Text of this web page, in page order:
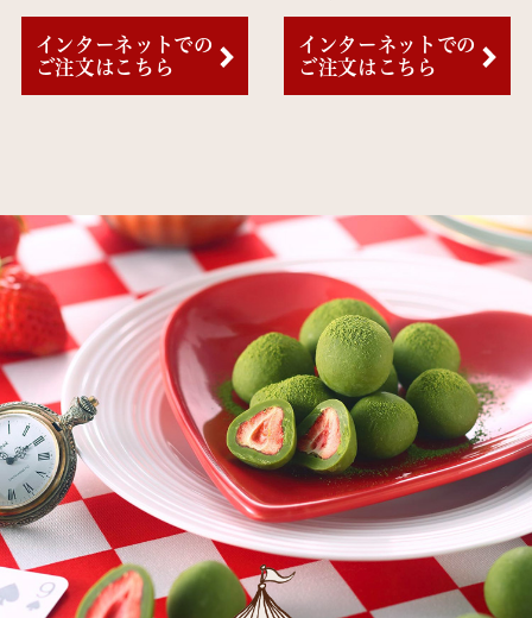
インターネットでの
ご注文はこちら
インターネットでの
ご注文はこちら